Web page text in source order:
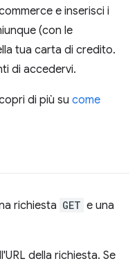
e inserisci i
(con le
tua carta di credito.
di accedervi.
di più su come
richiesta GET e una
della richiesta. Se